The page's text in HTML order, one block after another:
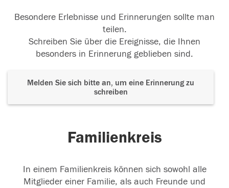
Besondere Erlebnisse und Erinnerungen sollte man
teilen.
Schreiben Sie über die Ereignisse, die Ihnen
besonders in Erinnerung geblieben sind.
Melden Sie sich bitte an, um eine Erinnerung zu
schreiben
Familienkreis
In einem Familienkreis können sich sowohl alle
Mitglieder einer Familie, als auch Freunde und